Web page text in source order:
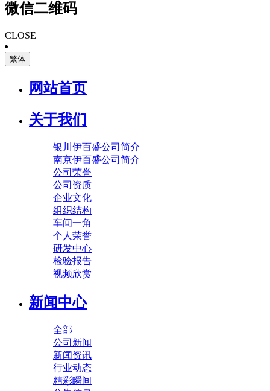
微信二维码
CLOSE
繁体
网站首页
关于我们
银川伊百盛公司简介
南京伊百盛公司简介
公司荣誉
公司资质
企业文化
组织结构
车间一角
个人荣誉
研发中心
检验报告
视频欣赏
新闻中心
全部
公司新闻
新闻资讯
行业动态
精彩瞬间